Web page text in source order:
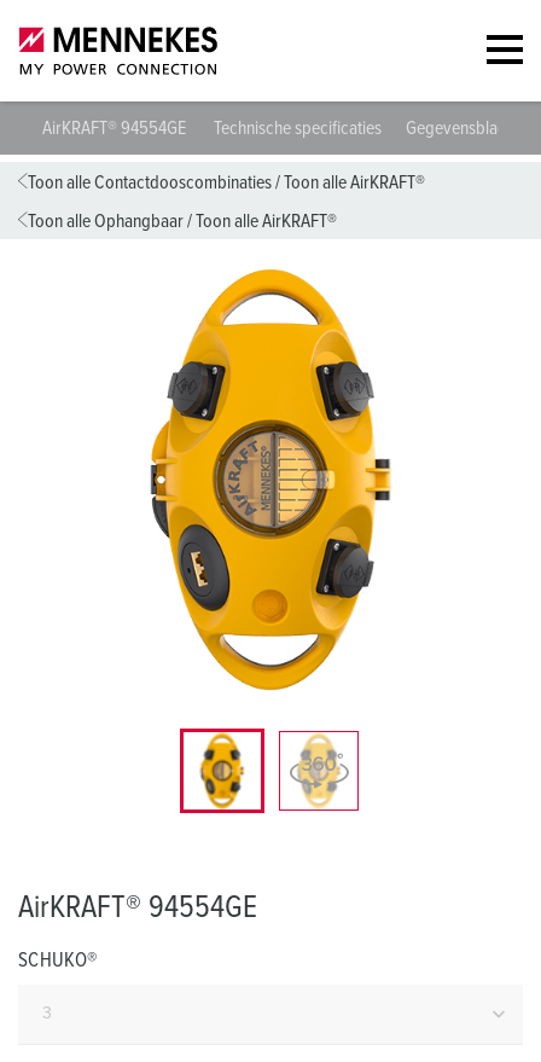
AirKRAFT® 94554GE Technische specificaties Gegevensbladen
Toon alle Contactdooscombinaties/Toon alle AirKRAFT®
Toon alle Ophangbaar/Toon alle AirKRAFT®
AirKRAFT® 94554GE
SCHUKO®